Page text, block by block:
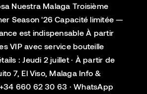
Nuestra Malaga Troisième
Season '26 Capacité limitée —
est indispensable À partir
VIP avec service bouteille
: Jeudi 2 juillet · À partir de
7, El Viso, Malaga Info &
660 62 30 63 · WhatsApp